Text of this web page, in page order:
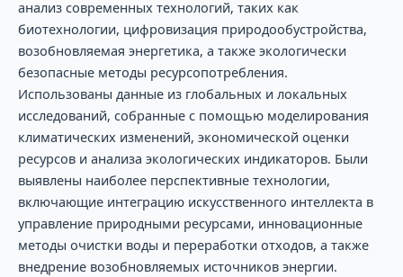
анализ современных технологий, таких как
биотехнологии, цифровизация природообустройства,
возобновляемая энергетика, а также экологически
безопасные методы ресурсопотребления.
Использованы данные из глобальных и локальных
исследований, собранные с помощью моделирования
климатических изменений, экономической оценки
ресурсов и анализа экологических индикаторов. Были
выявлены наиболее перспективные технологии,
включающие интеграцию искусственного интеллекта в
управление природными ресурсами, инновационные
методы очистки воды и переработки отходов, а также
внедрение возобновляемых источников энергии.